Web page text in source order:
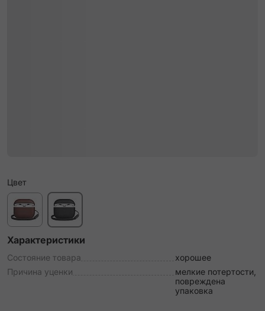
Цвет
Характеристики
Состояние товара
хорошее
Причина уценки
мелкие потертости,
повреждена
упаковка